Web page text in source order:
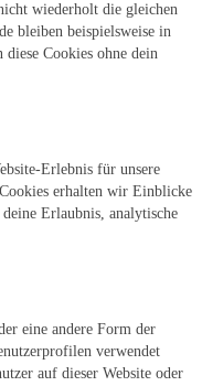
wiederholt die gleichen
bleiben beispielsweise in
Cookies ohne dein
Erlebnis für unsere
erhalten wir Einblicke
Erlaubnis, analytische
eine andere Form der
verwendet
auf dieser Website oder